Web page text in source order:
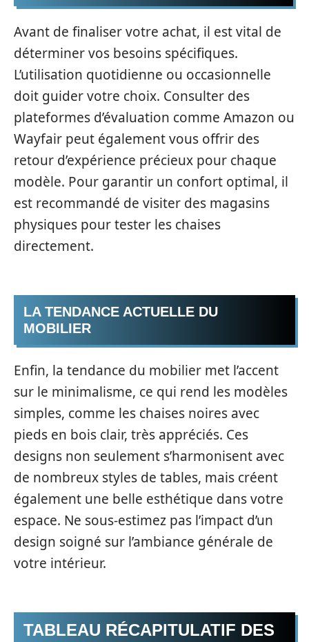
Avant de finaliser votre achat, il est vital de
déterminer vos besoins spécifiques.
L’utilisation quotidienne ou occasionnelle
doit guider votre choix. Consulter des
plateformes d’évaluation comme Amazon ou
Wayfair peut également vous offrir des
retour d’expérience précieux pour chaque
modèle. Pour garantir un confort optimal, il
est recommandé de visiter des magasins
physiques pour tester les chaises
directement.
LA TENDANCE ACTUELLE DU
MOBILIER
Enfin, la tendance du mobilier met l’accent
sur le minimalisme, ce qui rend les modèles
simples, comme les chaises noires avec
pieds en bois clair, très appréciés. Ces
designs non seulement s’harmonisent avec
de nombreux styles de tables, mais créent
également une belle esthétique dans votre
espace. Ne sous-estimez pas l’impact d’un
design soigné sur l’ambiance générale de
votre intérieur.
TABLEAU RÉCAPITULATIF DES